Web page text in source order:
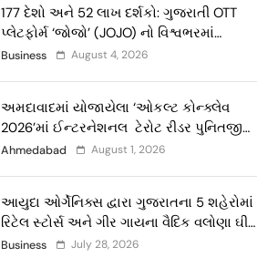
177 દેશો અને 52 લાખ દર્શકો: ગુજરાતી OTT
પ્લેટફોર્મ ‘જોજો’ (JOJO) નો વિશ્વભરમાં
દબદબો
Business August 4, 2026
અમદાવાદમાં યોજાયેલા ‘ઓકલ્ટ કોન્ક્લેવ
2026’માં ઈન્ટરનેશનલ ટેરોટ રીડર પુનિતજી
લુલ્લા એ ટેરોટ કાર્ડ રીડિંગ અંગે માહિતી આપી
Ahmedabad August 1, 2026
આયુદા ઓર્ગેનિક્સ દ્વારા ગુજરાતના 5 શહેરોમાં
રિટેલ સ્ટોર્સ અને ગીર ગાયના વૈદિક વલોણા ઘી-
દૂધની શુદ્ધ સેવાઓ સાથે વ્યાપક વિસ્તરણ
Business July 28, 2026